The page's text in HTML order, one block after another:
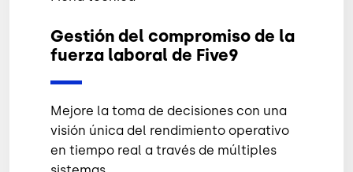
Gestión del compromiso de la
fuerza laboral de Five9
Mejore la toma de decisiones con una
visión única del rendimiento operativo
en tiempo real a través de múltiples